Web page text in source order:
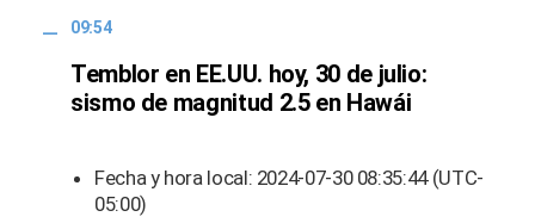
09:54
Temblor en EE.UU. hoy, 30 de julio:
sismo de magnitud 2.5 en Hawái
Fecha y hora local: 2024-07-30 08:35:44 (UTC-
05:00)